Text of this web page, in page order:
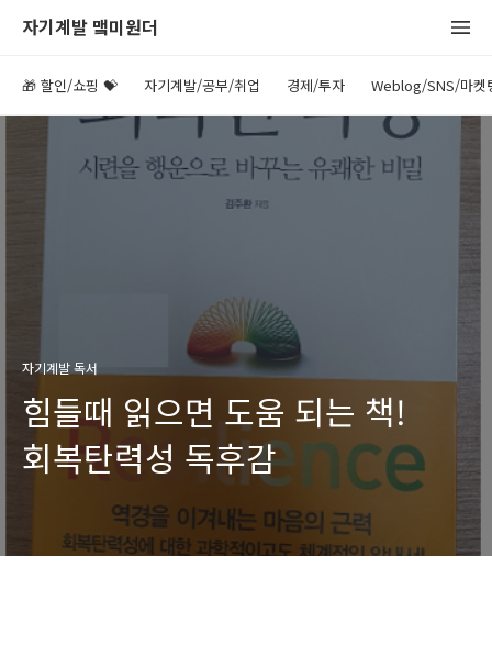
자기계발 맼미원더
🎁 할인/쇼핑 💝 자기계발/공부/취업 경제/투자 Weblog/SNS/마켓
자기계발 독서
힘들때 읽으면 도움 되는 책!
회복탄력성 독후감